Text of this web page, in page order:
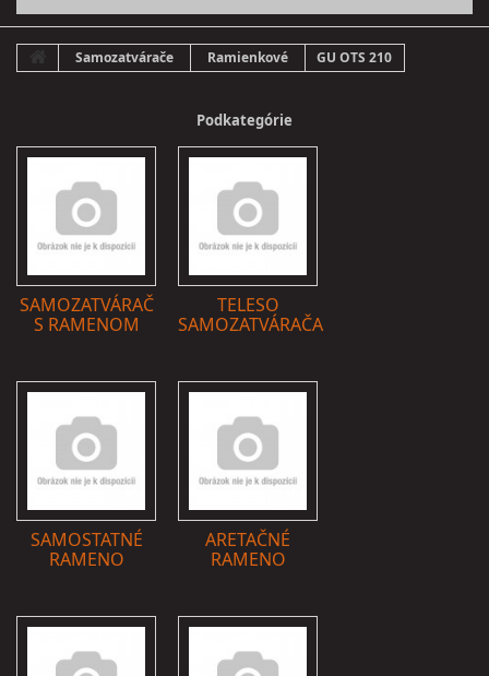
Samozatvárače Ramienkové GU OTS 210
Podkategórie
SAMOZATVÁRAČ
S RAMENOM
TELESO
SAMOZATVÁRAČA
SAMOSTATNÉ
RAMENO
ARETAČNÉ
RAMENO